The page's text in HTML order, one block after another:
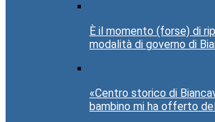
È il momento (forse) di
modalità di governo di
«Centro storico di
bambino mi ha offerto